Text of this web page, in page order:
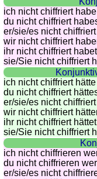
ich nicht chiffriert habe
du nicht chiffriert
er/sie/es nicht
wir nicht chiffriert
ihr nicht chiffriert habet
sie/Sie nicht chiffriert
ich nicht chiffriert hätte
du nicht chiffriert
er/sie/es nicht
wir nicht chiffriert
ihr nicht chiffriert hättet
sie/Sie nicht chiffriert
ich nicht chiffrieren
du nicht chiffrieren
er/sie/es nicht